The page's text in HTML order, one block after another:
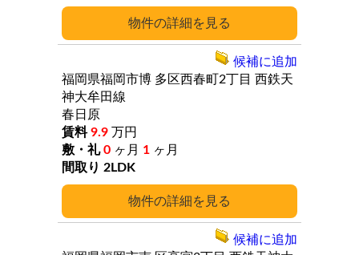
詳細
詳細
福岡県福岡市博 多区西春町2丁目 西鉄天
神大牟田線
春日原
9.9 万円
0 ヶ月 1 ヶ月
2LDK
候補に追加
候補に追加